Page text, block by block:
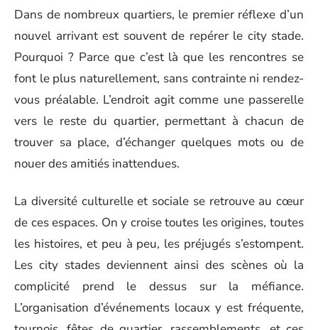
Dans de nombreux quartiers, le premier réflexe d’un
nouvel arrivant est souvent de repérer le city stade.
Pourquoi ? Parce que c’est là que les rencontres se
font le plus naturellement, sans contrainte ni rendez-
vous préalable. L’endroit agit comme une passerelle
vers le reste du quartier, permettant à chacun de
trouver sa place, d’échanger quelques mots ou de
nouer des amitiés inattendues.
La diversité culturelle et sociale se retrouve au cœur
de ces espaces. On y croise toutes les origines, toutes
les histoires, et peu à peu, les préjugés s’estompent.
Les city stades deviennent ainsi des scènes où la
complicité prend le dessus sur la méfiance.
L’organisation d’événements locaux y est fréquente,